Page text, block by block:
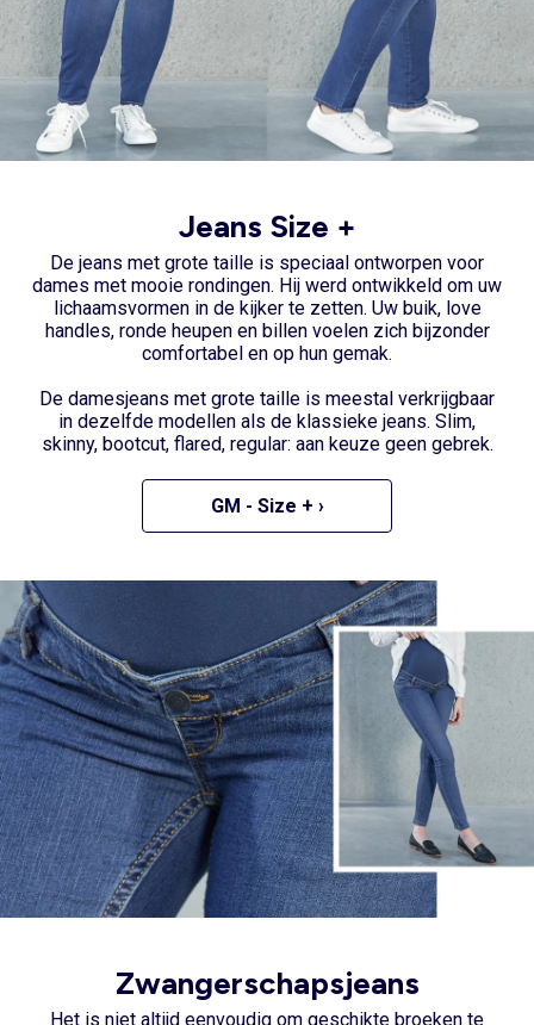
Jeans Size +
De jeans met grote taille is speciaal ontworpen voor
dames met mooie rondingen. Hij werd ontwikkeld om uw
lichaamsvormen in de kijker te zetten. Uw buik, love
handles, ronde heupen en billen voelen zich bijzonder
comfortabel en op hun gemak.
De damesjeans met grote taille is meestal verkrijgbaar
in dezelfde modellen als de klassieke jeans. Slim,
skinny, bootcut, flared, regular: aan keuze geen gebrek.
GM - Size + ›
Zwangerschapsjeans
Het is niet altijd eenvoudig om geschikte broeken te